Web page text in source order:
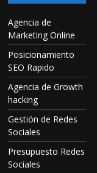
Agencia de
Marketing Online
Posicionamiento
SEO Rapido
Agencia de Growth
hacking
Gestión de Redes
Sociales
Presupuesto Redes
Sociales